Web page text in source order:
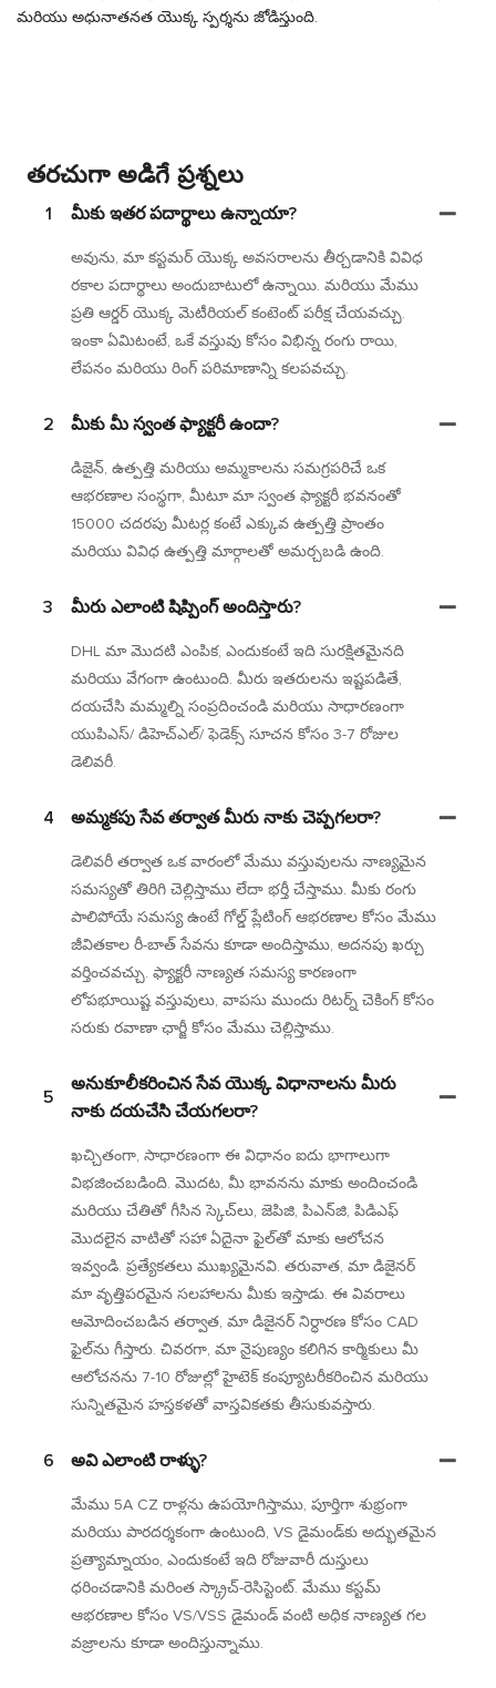
మరియు అధునాతనత యొక్క స్పర్శను జోడిస్తుంది.
తరచుగా అడిగే ప్రశ్నలు
1 మీకు ఇతర పదార్థాలు ఉన్నాయా?
అవును, మా కస్టమర్ యొక్క అవసరాలను తీర్చడానికి వివిధ
రకాల పదార్థాలు అందుబాటులో ఉన్నాయి. మరియు మేము
ప్రతి ఆర్డర్ యొక్క మెటీరియల్ కంటెంట్ పరీక్ష చేయవచ్చు.
ఇంకా ఏమిటంటే, ఒకే వస్తువు కోసం విభిన్న రంగు రాయి,
లేపనం మరియు రింగ్ పరిమాణాన్ని కలపవచ్చు.
2 మీకు మీ స్వంత ఫ్యాక్టరీ ఉందా?
డిజైన్, ఉత్పత్తి మరియు అమ్మకాలను సమగ్రపరిచే ఒక
ఆభరణాల సంస్థగా, మీటూ మా స్వంత ఫ్యాక్టరీ భవనంతో
15000 చదరపు మీటర్ల కంటే ఎక్కువ ఉత్పత్తి ప్రాంతం
మరియు వివిధ ఉత్పత్తి మార్గాలతో అమర్చబడి ఉంది.
3 మీరు ఎలాంటి షిప్పింగ్ అందిస్తారు?
DHL మా మొదటి ఎంపిక, ఎందుకంటే ఇది సురక్షితమైనది
మరియు వేగంగా ఉంటుంది. మీరు ఇతరులను ఇష్టపడితే,
దయచేసి మమ్మల్ని సంప్రదించండి మరియు సాధారణంగా
యుపిఎస్/ డిహెచ్‌ఎల్/ ఫెడెక్స్ సూచన కోసం 3-7 రోజుల
డెలివరీ.
4 అమ్మకపు సేవ తర్వాత మీరు నాకు చెప్పగలరా?
డెలివరీ తర్వాత ఒక వారంలో మేము వస్తువులను నాణ్యమైన
సమస్యతో తిరిగి చెల్లిస్తాము లేదా భర్తీ చేస్తాము. మీకు రంగు
పాలిపోయే సమస్య ఉంటే గోల్డ్ ప్లేటింగ్ ఆభరణాల కోసం మేము
జీవితకాల రీ-బాత్ సేవను కూడా అందిస్తాము, అదనపు ఖర్చు
వర్తించవచ్చు. ఫ్యాక్టరీ నాణ్యత సమస్య కారణంగా
లోపభూయిష్ట వస్తువులు, వాపసు ముందు రిటర్న్ చెకింగ్ కోసం
సరుకు రవాణా ఛార్జీ కోసం మేము చెల్లిస్తాము.
5
అనుకూలీకరించిన సేవ యొక్క విధానాలను మీరు
నాకు దయచేసి చేయగలరా?
ఖచ్చితంగా, సాధారణంగా ఈ విధానం ఐదు భాగాలుగా
విభజించబడింది. మొదట, మీ భావనను మాకు అందించండి
మరియు చేతితో గీసిన స్కెచ్‌లు, జెపిజి, పిఎన్‌జి, పిడిఎఫ్
మొదలైన వాటితో సహా ఏదైనా ఫైల్‌తో మాకు ఆలోచన
ఇవ్వండి. ప్రత్యేకతలు ముఖ్యమైనవి. తరువాత, మా డిజైనర్
మా వృత్తిపరమైన సలహాలను మీకు ఇస్తాడు. ఈ వివరాలు
ఆమోదించబడిన తర్వాత, మా డిజైనర్ నిర్ధారణ కోసం CAD
ఫైల్‌ను గీస్తారు. చివరగా, మా నైపుణ్యం కలిగిన కార్మికులు మీ
ఆలోచనను 7-10 రోజుల్లో హైటెక్ కంప్యూటరీకరించిన మరియు
సున్నితమైన హస్తకళతో వాస్తవికతకు తీసుకువస్తారు.
6 అవి ఎలాంటి రాళ్ళు?
మేము 5A CZ రాళ్లను ఉపయోగిస్తాము, పూర్తిగా శుభ్రంగా
మరియు పారదర్శకంగా ఉంటుంది, VS డైమండ్‌కు అద్భుతమైన
ప్రత్యామ్నాయం, ఎందుకంటే ఇది రోజువారీ దుస్తులు
ధరించడానికి మరింత స్క్రాచ్-రెసిస్టెంట్. మేము కస్టమ్
ఆభరణాల కోసం VS/VSS డైమండ్ వంటి అధిక నాణ్యత గల
వజ్రాలను కూడా అందిస్తున్నాము.